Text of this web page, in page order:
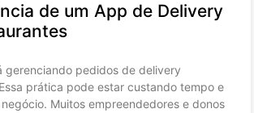
de um App de Delivery
gerenciando pedidos de delivery
prática pode estar custando tempo e
Muitos empreendedores e donos